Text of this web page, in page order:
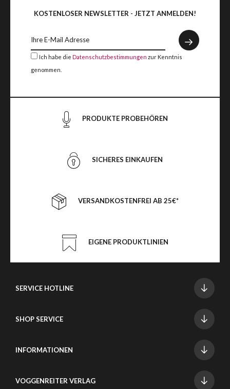
KOSTENLOSER NEWSLETTER - JETZT ANMELDEN!
Ich habe die Datenschutzbestimmungen zur Kenntnis
genommen.
PRODUKTE PROBEHÖREN
SICHERES EINKAUFEN
VERSANDKOSTENFREI AB 25€*
EIGENE PRODUKTLINIEN
SERVICE HOTLINE
SHOP SERVICE
INFORMATIONEN
VOGGENREITER VERLAG